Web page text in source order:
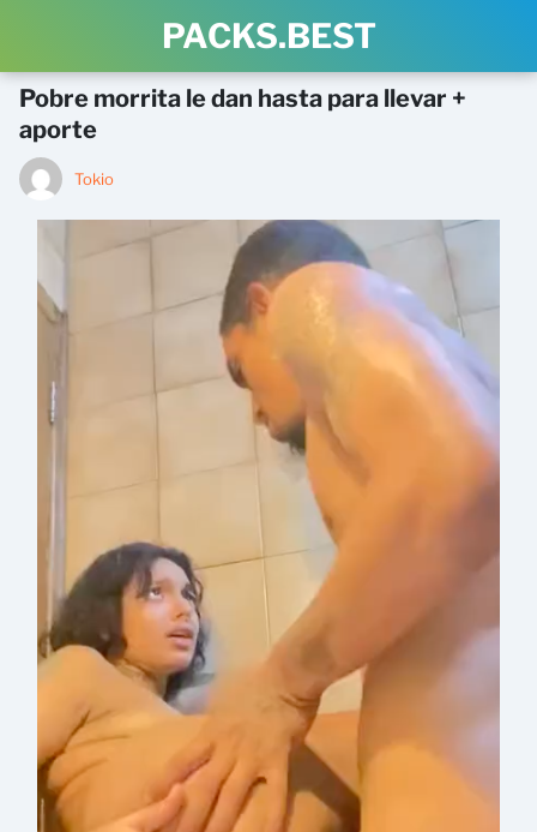
PACKS.BEST
Pobre morrita le dan hasta para llevar +
aporte
Tokio